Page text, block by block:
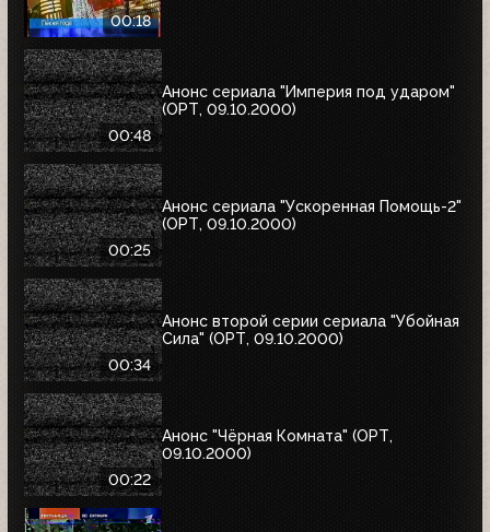
00:18
00:48
Анонс сериала "Империя под ударом"
(ОРТ, 09.10.2000)
00:25
Анонс сериала "Ускоренная Помощь-2"
(ОРТ, 09.10.2000)
00:34
Анонс второй серии сериала "Убойная
Сила" (ОРТ, 09.10.2000)
00:22
Анонс "Чёрная Комната" (ОРТ,
09.10.2000)